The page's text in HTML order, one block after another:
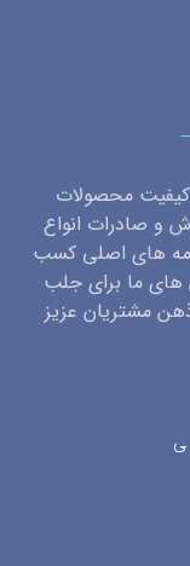
محصولات
و صادرات انواع
های اصلی کسب
های ما برای جلب
مشتریان عزیز